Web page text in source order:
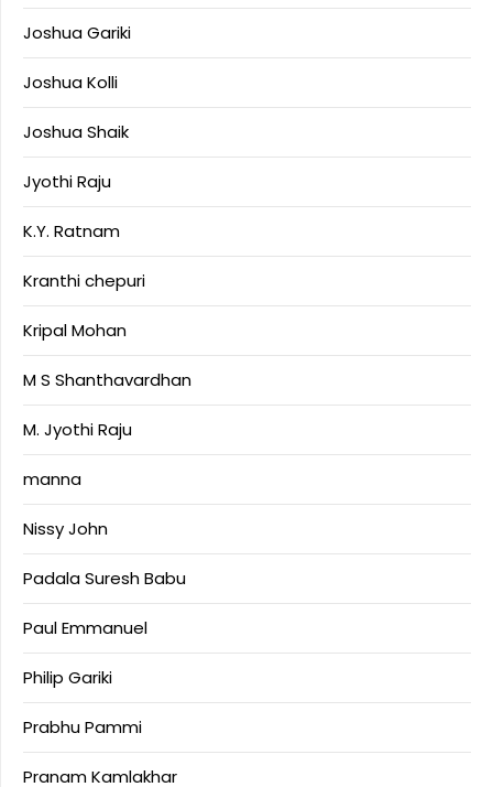
Joshua Gariki
Joshua Kolli
Joshua Shaik
Jyothi Raju
K.Y. Ratnam
Kranthi chepuri
Kripal Mohan
M S Shanthavardhan
M. Jyothi Raju
manna
Nissy John
Padala Suresh Babu
Paul Emmanuel
Philip Gariki
Prabhu Pammi
Pranam Kamlakhar